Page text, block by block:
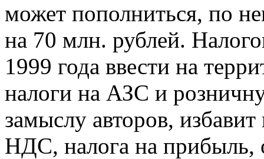
может пополниться, по
на 70 млн. рублей.
1999 года ввести на
налоги на АЗС и
замыслу авторов,
НДС, налога на прибыль,